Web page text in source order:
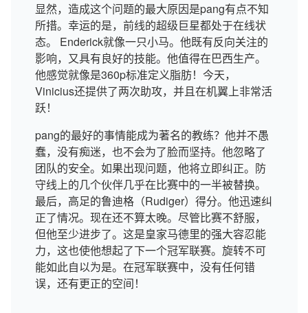
显然，造成这个问题的最大原因是pang有点不知
所措。幸运的是，前线的超级巨星都处于在线状
态。 Enderick就像一只小马。他既有反向关注的
影响，又具有良好的技能。他值得在巴西生产。
他感觉就像是360p标准定义脂肪！今天，
Vinicius还提供了两次助攻，并且在机翼上非常活
跃！
pang的最好的事情能成为著名的教练？他并不愚
蠢，没有痴迷，也不会为了脸而坚持。他忽略了
团队的安全。如果出现问题，他将立即纠正。防
守线上的几个伙伴几乎在比赛中的一半被替换。
最后，高足的鲁迪格（Rudiger）得分。他迅速纠
正了情况。现在还不算太晚。尽管比赛不舒服，
但他至少进步了。这是皇家马德里的强大容忍能
力，这也使他想起了下一个冠军联赛。旋转不可
能如此自以为是。在冠军联赛中，没有任何错
误，还有更正的空间！